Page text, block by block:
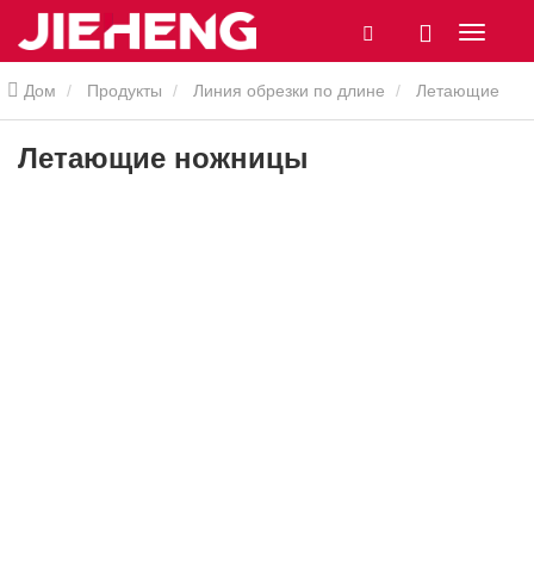
Дом Продукты Линия обрезки по длине
ножницы
Летающие ножницы